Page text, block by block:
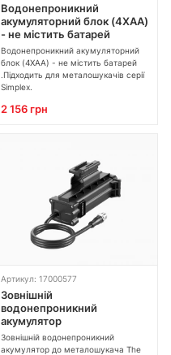
Водонепроникний
акумуляторний блок (4XAA)
- не містить батарей
Водонепроникний акумуляторний
блок (4XAA) - не містить батарей
.Підходить для металошукачів серії
Simplex.
2 156 грн
Артикул: 17000577
Зовнішній
водонепроникний
акумулятор
Зовнішній водонепроникний
акумулятор до металошукача The